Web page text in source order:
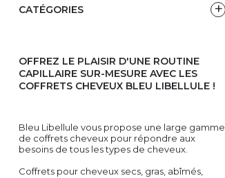
CATÉGORIES
OFFREZ LE PLAISIR D'UNE ROUTINE
CAPILLAIRE SUR-MESURE AVEC LES
COFFRETS CHEVEUX BLEU LIBELLULE !
Bleu Libellule vous propose une large gamme
de coffrets cheveux pour répondre aux
besoins de tous les types de cheveux.
Coffrets pour cheveux secs, gras, abîmés,